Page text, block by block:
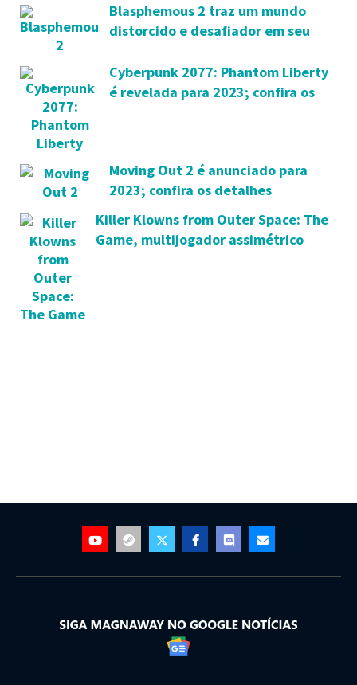
Blasphemous 2 traz um mundo
distorcido e desafiador em seu
Cyberpunk 2077: Phantom Liberty
é revelada para 2023; confira os
Moving Out 2 é anunciado para
2023; confira os detalhes
Killer Klowns from Outer Space: The
Game, multijogador assimétrico